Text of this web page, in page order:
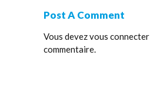
Post A Comment
Vous devezvous connecter
commentaire.